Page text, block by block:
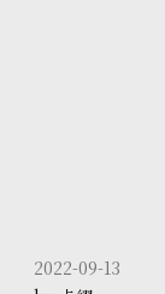
2022-09-13